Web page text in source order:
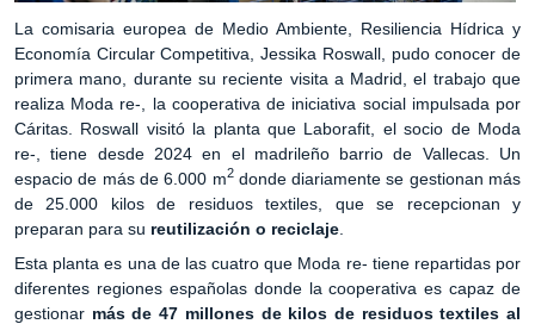
La comisaria europea de Medio Ambiente, Resiliencia Hídrica y
Economía Circular Competitiva, Jessika Roswall, pudo conocer de
primera mano, durante su reciente visita a Madrid, el trabajo que
realiza Moda re-, la cooperativa de iniciativa social impulsada por
Cáritas. Roswall visitó la planta que Laborafit, el socio de Moda
re-, tiene desde 2024 en el madrileño barrio de Vallecas. Un
espacio de más de 6.000 m2donde diariamente se gestionan más
de 25.000 kilos de residuos textiles, que se recepcionan y
preparan para su reutilización o reciclaje
Esta planta es una de las cuatro que Moda re- tiene repartidas por
diferentes regiones españolas donde la cooperativa es capaz de
gestionar más de 47 millones de kilos de residuos textiles al